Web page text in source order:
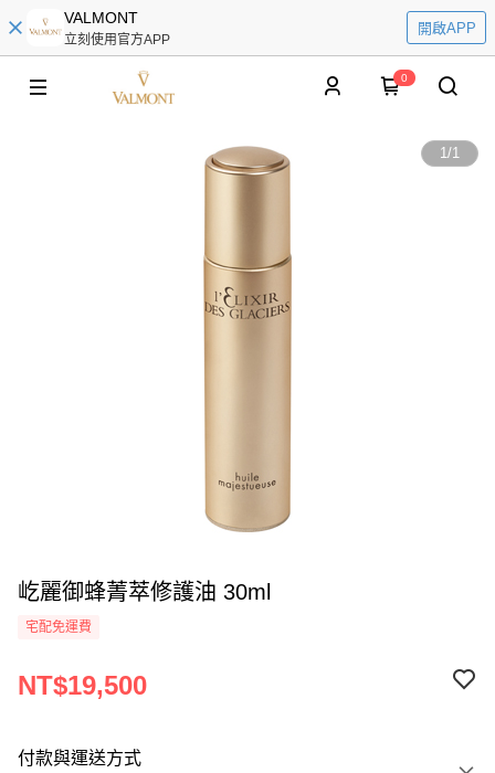
VALMONT
立刻使用官方APP
開啟APP
0
1/1
屹麗御蜂菁萃修護油 30ml
宅配免運費
NT$19,500
付款與運送方式